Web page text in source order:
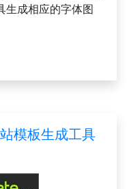
生成相应的字体图
模板生成工具